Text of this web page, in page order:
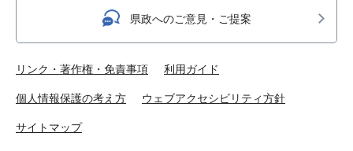
県政へのご意見・ご提案
リンク・著作権・免責事項 利用ガイド
個人情報保護の考え方 ウェブアクセシビリティ方針
サイトマップ